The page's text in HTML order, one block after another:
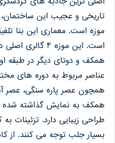
تاریخی و عجیب این ساختمان،
موزه است. معماری این بنا
است. این موزه 4
همکف و دوتای دیگر در طبقه اول
عناصر مربوط به دوره های
همچون عصر پاره سنگی، عصر
همکف به نمایش گذاشته شده
طراحی زیبایی دارد. تزئینات به
بسیار جلب توجه می کنند. از